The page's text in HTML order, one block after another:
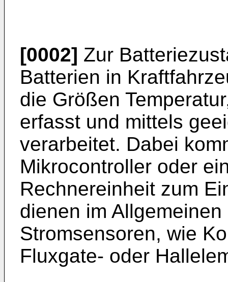
[0002] Zur
Batterien in
die Größen
erfasst und mittels
verarbeitet. Dabei
Mikrocontroller oder
Rechnereinheit zum
dienen im
Stromsensoren, wie
Fluxgate- oder